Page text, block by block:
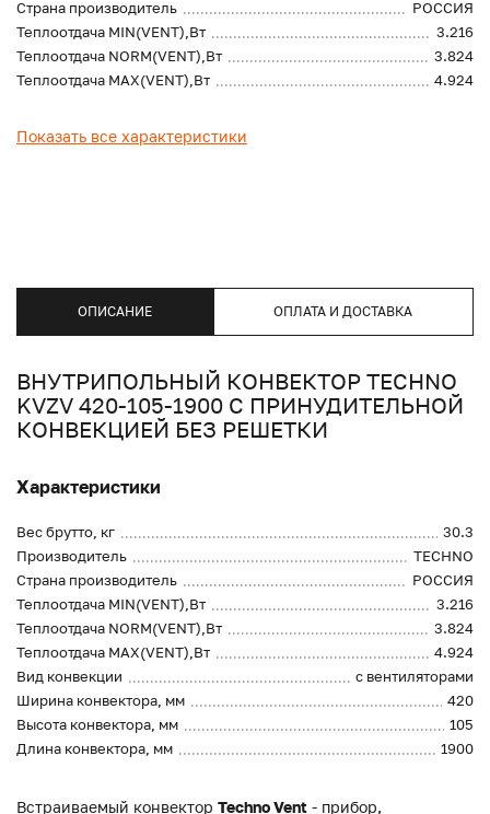
Страна производитель
РОССИЯ
Теплоотдача MIN(VENT),Вт
3.216
Теплоотдача NORM(VENT),Вт
3.824
Теплоотдача MAX(VENT),Вт
4.924
Показать все характеристики
ОПИСАНИЕ ОПЛАТА И ДОСТАВКА
ВНУТРИПОЛЬНЫЙ КОНВЕКТОР TECHNO
KVZV 420-105-1900 С ПРИНУДИТЕЛЬНОЙ
КОНВЕКЦИЕЙ БЕЗ РЕШЕТКИ
Характеристики
Вес брутто, кг
30.3
Производитель
TECHNO
Страна производитель
РОССИЯ
Теплоотдача MIN(VENT),Вт
3.216
Теплоотдача NORM(VENT),Вт
3.824
Теплоотдача MAX(VENT),Вт
4.924
Вид конвекции
с вентиляторами
Ширина конвектора, мм
420
Высота конвектора, мм
105
Длина конвектора, мм
1900
Встраиваемый конвектор Techno Vent - прибор,